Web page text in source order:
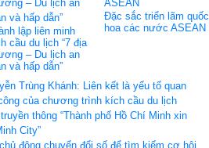
lập liên minh
cầu du lịch “7 địa
– Du lịch an
và hấp dẫn”
Đặc sắc triển lãm quốc
hoa các nước ASEAN
Trùng Khánh: Liên kết là yếu tố quan
của chương trình kích cầu du lịch
thông “Thành phố Hồ Chí Minh xin
City”
động chuyển đổi số để tìm kiếm cơ hội